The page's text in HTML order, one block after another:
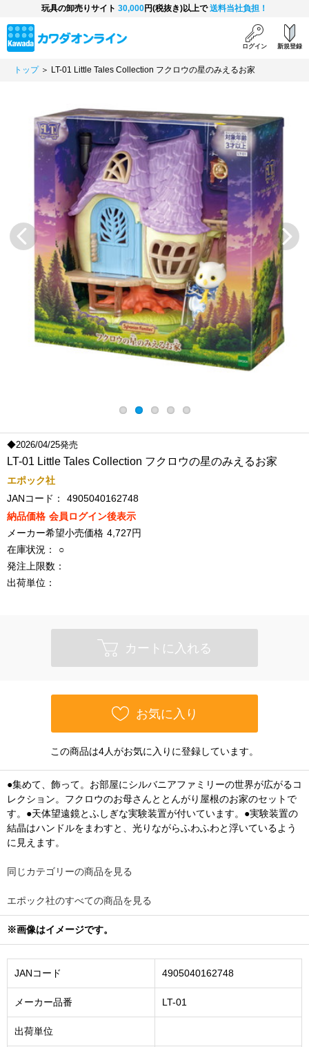
玩具の卸売りサイト 30,000円(税抜き)以上で送料当社負担！
ログイン 新規登録
トップ＞ LT-01 Little Tales Collection フクロウの星のみえるお家
Previous Next
◆2026/04/25発売
LT-01 Little Tales Collection フクロウの星のみえるお家
エポック社
JANコード：
4905040162748
納品価格 会員ログイン後表示
メーカー希望小売価格 4,727円
在庫状況：
○
発注上限数：
出荷単位：
カートに入れる
お気に入り
この商品は4人がお気に入りに登録しています。
●集めて、飾って。お部屋にシルバニアファミリーの世界が広がるコ
レクション。フクロウのお母さんととんがり屋根のお家のセットで
す。●天体望遠鏡とふしぎな実験装置が付いています。●実験装置の
結晶はハンドルをまわすと、光りながらふわふわと浮いているよう
に見えます。
同じカテゴリーの商品を見る
エポック社のすべての商品を見る
※画像はイメージです。
JANコード 4905040162748
メーカー品番 LT-01
出荷単位